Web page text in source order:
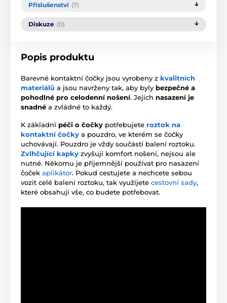
Příslušenství (7)
Diskuze (0)
Popis produktu
Barevné kontaktní čočky jsou vyrobeny z kvalitních
materiálů a jsou navrženy tak, aby byly bezpečné a
pohodlné pro celodenní nošení. Jejich nasazení je
snadné a zvládné to každý.
K základní péči o čočky potřebujete roztok na
kontaktní čočky a pouzdro, ve kterém se čočky
uchovávají. Pouzdro je vždy součástí balení roztoku.
Zvlhčující kapky zvyšují komfort nošení, nejsou ale
nutné. Někomu je příjemnější používat pro nasazení
čoček aplikátor. Pokud cestujete a nechcete sebou
vozit celé balení roztoku, tak využijete cestovní sady,
které obsahují vše, co budete potřebovat.